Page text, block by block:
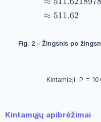
Fig. 2 – Žingsnis po
Kintamieji: P =
Kintamųjų apibrėžimai